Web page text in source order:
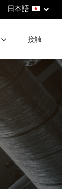
日本語
接触